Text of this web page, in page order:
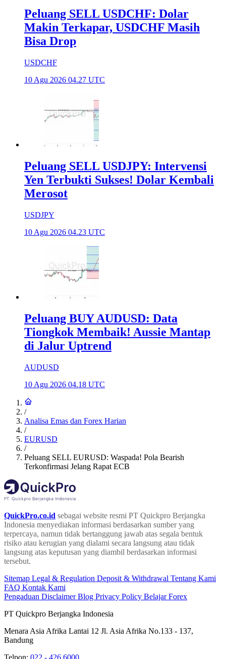
Peluang SELL USDCHF: Dolar
Makin Terkapar, USDCHF Masih
Bisa Drop
USDCHF
10 Agu 2026 04.27 UTC
Peluang SELL USDJPY: Intervensi
Yen Terbukti Sukses! Dolar Kembali
Merosot
USDJPY
10 Agu 2026 04.23 UTC
Peluang BUY AUDUSD: Data
Tiongkok Membaik! Aussie Mantap
di Jalur Uptrend
AUDUSD
10 Agu 2026 04.18 UTC
/
Analisa Emas dan Forex Harian
/
EURUSD
/
Peluang SELL EURUSD: Waspada! Pola Bearish
Terkonfirmasi Jelang Rapat ECB
QuickPro.co.id sebagai website resmi PT Quickpro Berjangka
Indonesia menyediakan informasi berdasarkan sumber yang
terpercaya, namun tidak bertanggung jawab atas segala bentuk
risiko atau kerugian yang dialami secara langsung atau tidak
langsung atas keputusan yang diambil berdasarkan informasi
tersebut.
Sitemap Legal & Regulation Deposit & Withdrawal Tentang Kami
FAQ Kontak Kami
Pengaduan DisclaimerBlog Privacy Policy Belajar Forex
PT Quickpro Berjangka Indonesia
Menara Asia Afrika Lantai 12 Jl. Asia Afrika No.133 - 137,
Bandung
Telpon: 022 - 426 6000